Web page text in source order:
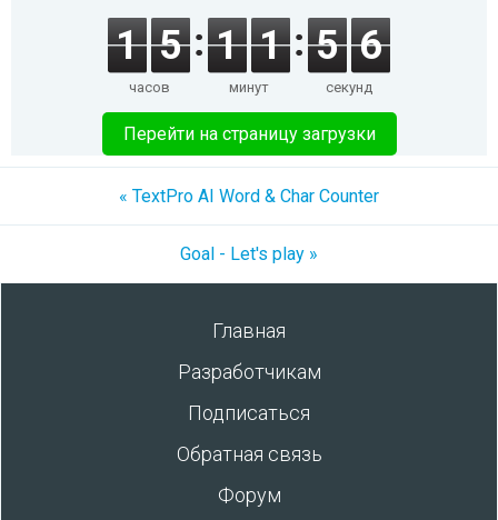
1 5
часов
1 1
минут
5 6
секунд
Перейти на страницу загрузки
« TextPro AI Word & Char Counter
Goal - Let's play »
Главная
Разработчикам
Подписаться
Обратная связь
Форум